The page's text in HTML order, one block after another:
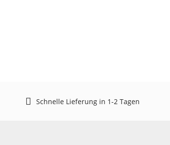
Schnelle Lieferung in 1-2 Tagen